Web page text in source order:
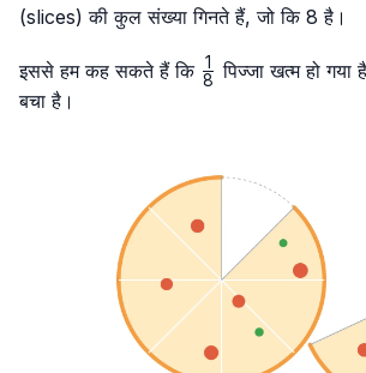
(slices) की कुल संख्या गिनते हैं, जो कि 8 है।
इससे हम कह सकते हैं कि \frac{1}
8
1 पिज्जा खत्म हो गया
बचा है।